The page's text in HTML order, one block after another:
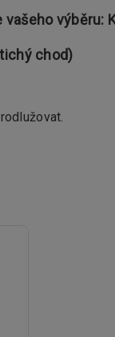
výběru:
chod)